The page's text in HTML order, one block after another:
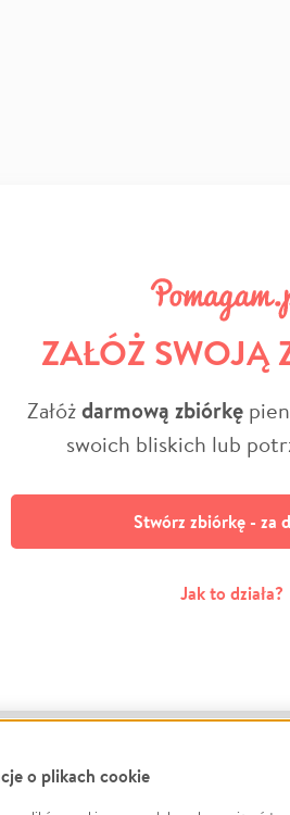
ZAŁÓŻ SWOJĄ
Załóżdarmową zbiórkę
swoich bliskich lub
Stwórz zbiórkę - za
Jak to działa?
o plikach cookie